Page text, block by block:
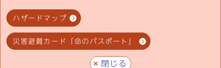
ハザードマップ
災害避難カード「命のパスポート」
閉じる